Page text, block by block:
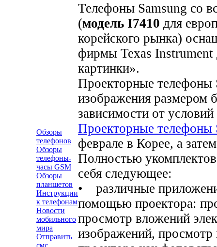
Обзоры
телефонов
Обзоры
телефоны-
часы GSM
Обзоры
планшетов
Инструкции
к телефонам
Новости
мобильного
мира
Отправить
смс
Телефоны Samsung со
(модель I7410 для
корейского рынка)
фирмы Texas Instrument
картинки».
Проекторные телефоны
изображения
зависимости от
Проекторные телефоны
феврале в Корее, а
Полностью
себя следующее:
• различные
помощью проектора:
просмотр вложений
изображений, просмотр